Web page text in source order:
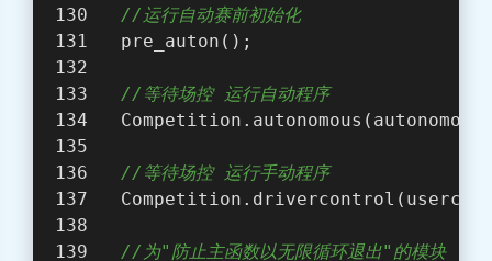
//运行自动赛前初始化
   pre_auton();
//等待场控 运行自动程序
//等待场控 运行手动程序
//为"防止主函数以无限循环退出"的模块